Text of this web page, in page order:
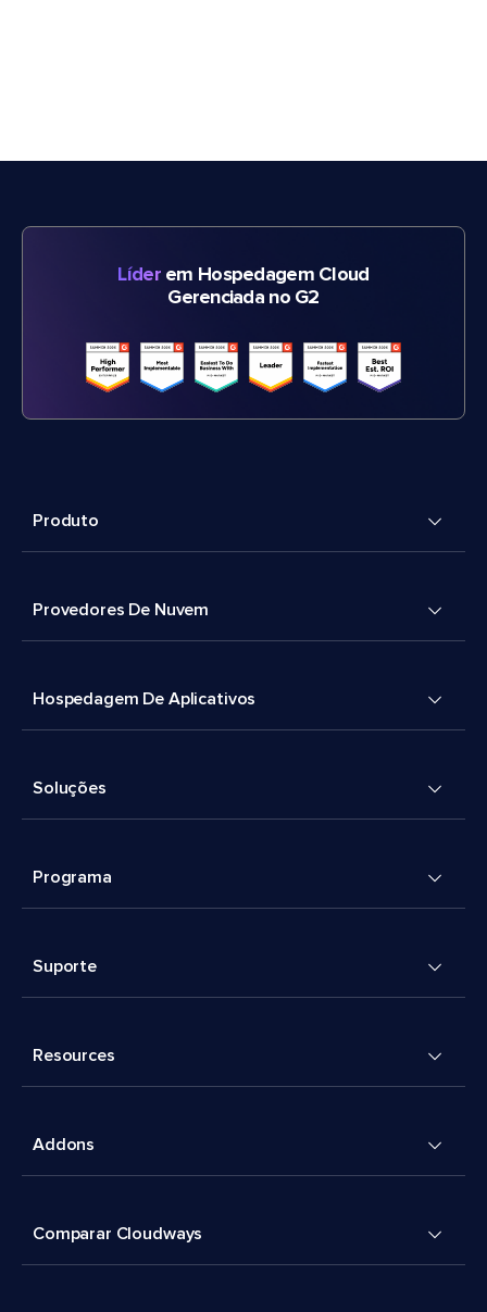
Líderem Hospedagem Cloud
Gerenciada no G2
Produto
Provedores De Nuvem
Hospedagem De Aplicativos
Soluções
Programa
Suporte
Resources
Addons
Comparar Cloudways